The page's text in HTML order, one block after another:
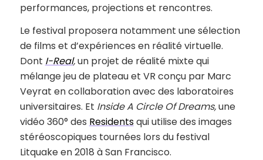
performances, projections et rencontres.
Le festival proposera notamment une sélection
de films et d’expériences en réalité virtuelle.
Dont I-Real,un projet de réalité mixte qui
mélange jeu de plateau et VR conçu par Marc
Veyrat en collaboration avec des laboratoires
universitaires. Et Inside A Circle Of Dreams,une
vidéo 360° des Residentsqui utilise des images
stéréoscopiques tournées lors du festival
Litquake en 2018 à San Francisco.